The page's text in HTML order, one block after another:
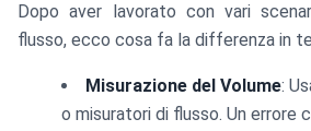
Dopo aver lavorato con vari
flusso, ecco cosa fa la differenza in
Misurazione del Volume:
o misuratori di flusso. Un errore